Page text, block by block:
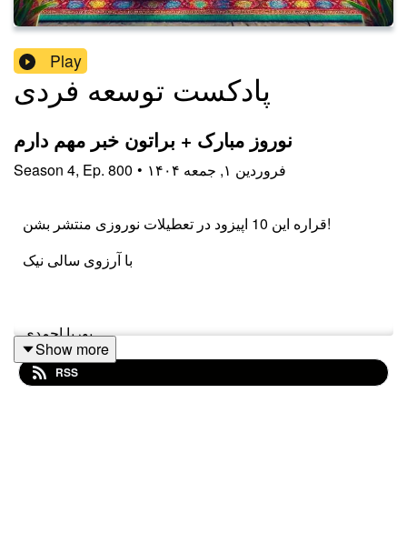
Play
پادکست توسعه فردی
نوروز مبارک + براتون خبر مهم دارم
Season 4, Ep. 800 • ۱۴۰۴ فروردین ۱, جمعه
قراره این 10 اپیزود در تعطیلات نوروزی منتشر بشن!
با آرزوی سالی نیک
پوریا احمدی
Show more
RSS